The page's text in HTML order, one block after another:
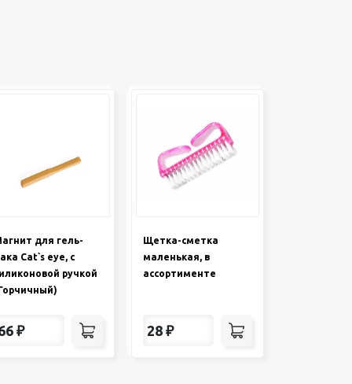
для гель-
Cat`s eye, с
ручкой
₽
Щетка-сметка
маленькая, в
ассортименте
28 ₽